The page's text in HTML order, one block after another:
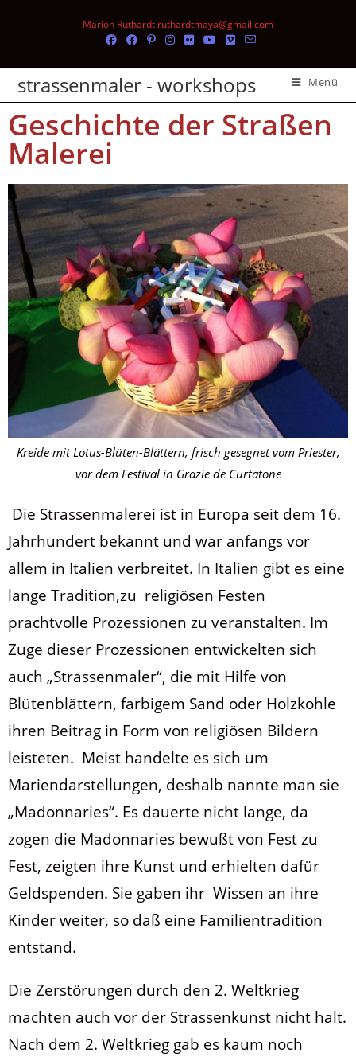
Marion Ruthardt ruthardtmaya@gmail.com
strassenmaler - workshops Menü
Geschichte der Straßen
Malerei
Kreide mit Lotus-Blüten-Blättern, frisch gesegnet vom Priester,
vor dem Festival in Grazie de Curtatone
Die Strassenmalerei ist in Europa seit dem 16.
Jahrhundert bekannt und war anfangs vor
allem in Italien verbreitet. In Italien gibt es eine
lange Tradition,zu religiösen Festen
prachtvolle Prozessionen zu veranstalten. Im
Zuge dieser Prozessionen entwickelten sich
auch „Strassenmaler“, die mit Hilfe von
Blütenblättern, farbigem Sand oder Holzkohle
ihren Beitrag in Form von religiösen Bildern
leisteten. Meist handelte es sich um
Mariendarstellungen, deshalb nannte man sie
„Madonnaries“. Es dauerte nicht lange, da
zogen die Madonnaries bewußt von Fest zu
Fest, zeigten ihre Kunst und erhielten dafür
Geldspenden. Sie gaben ihr Wissen an ihre
Kinder weiter, so daß eine Familientradition
entstand.
Die Zerstörungen durch den 2. Weltkrieg
machten auch vor der Strassenkunst nicht halt.
Nach dem 2. Weltkrieg gab es kaum noch